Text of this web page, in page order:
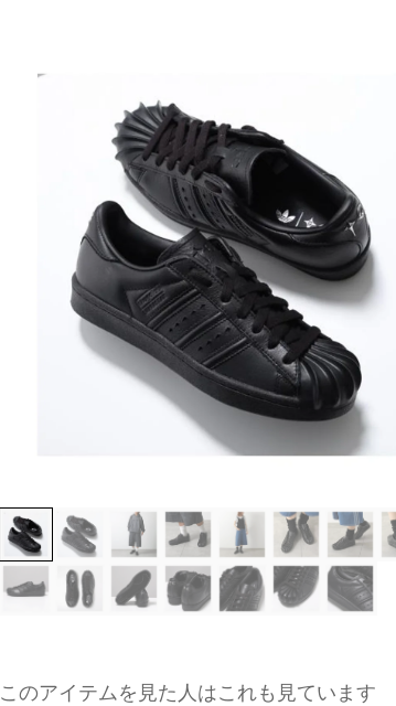
このアイテムを見た人はこれも見ています